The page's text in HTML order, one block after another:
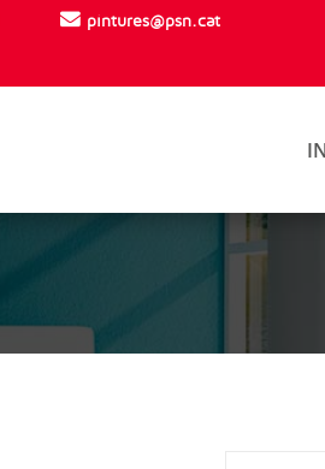
pintures@psn.cat